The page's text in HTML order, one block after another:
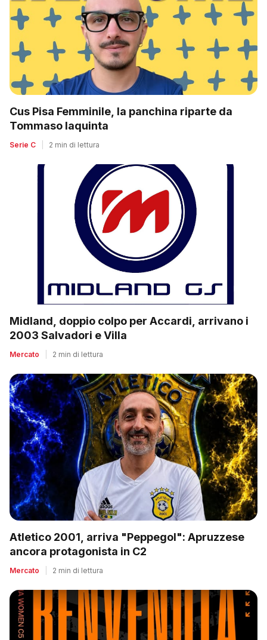
Cus Pisa Femminile, la panchina riparte da
Tommaso Iaquinta
Serie C 2 min di lettura
Midland, doppio colpo per Accardi, arrivano i
2003 Salvadori e Villa
Mercato 2 min di lettura
Atletico 2001, arriva "Peppegol": Apruzzese
ancora protagonista in C2
Mercato 2 min di lettura